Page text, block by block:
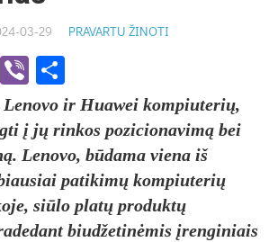
03-29 PRAVARTU ŽINOTI
WhatsApp
Viber
Lenovo ir Huawei kompiuterių,
į jų rinkos pozicionavimą bei
Lenovo, būdama viena iš
patikimų kompiuterių
siūlo platų produktų
biudžetinėmis įrenginiais